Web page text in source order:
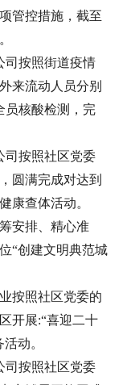
管控措施，截至
司按照街道疫情
来流动人员分别
员核酸检测，完
司按照社区党委
圆满完成对达到
康查体活动。
安排、精心准
“创建文明典范城
按照社区党委的
开展:“喜迎二十
动。
司按照社区党委